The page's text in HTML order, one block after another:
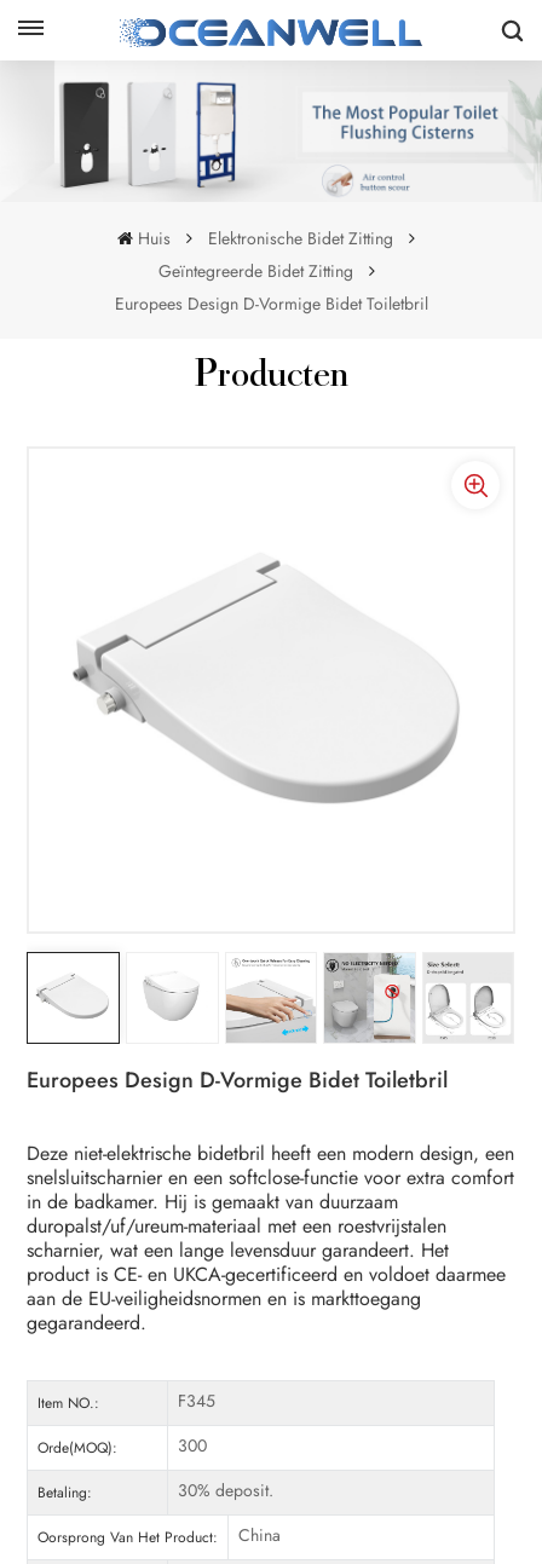
Huis
Elektronische Bidet Zitting
Geïntegreerde Bidet Zitting
Europees Design D-Vormige Bidet Toiletbril
Producten
Europees Design D-Vormige Bidet Toiletbril
Deze niet-elektrische bidetbril heeft een modern design, een
snelsluitscharnier en een softclose-functie voor extra comfort
in de badkamer. Hij is gemaakt van duurzaam
duropalst/uf/ureum-materiaal met een roestvrijstalen
scharnier, wat een lange levensduur garandeert. Het
product is CE- en UKCA-gecertificeerd en voldoet daarmee
aan de EU-veiligheidsnormen en is markttoegang
gegarandeerd.
Item NO.: F345
Orde(MOQ): 300
Betaling: 30% deposit.
Oorsprong Van Het Product: China